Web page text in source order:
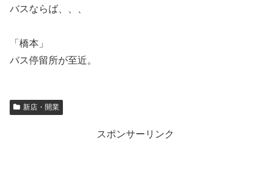
バスならば、、、
「橋本」
バス停留所が至近。
新店・開業
スポンサーリンク